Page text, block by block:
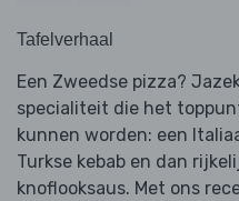
Tafelverhaal
Een Zweedse pizza?
specialiteit die het
kunnen worden: een
Turkse kebab en dan
knoflooksaus. Met ons